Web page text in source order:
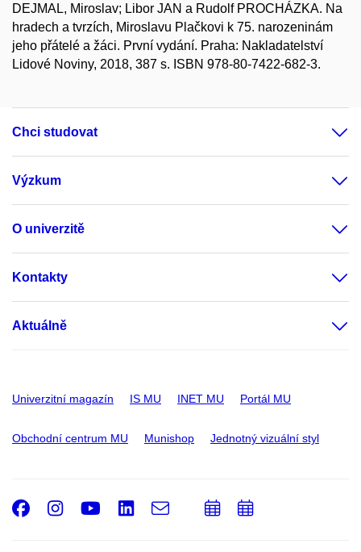
DEJMAL, Miroslav; Libor JAN a Rudolf PROCHÁZKA. Na
hradech a tvrzích, Miroslavu Plačkovi k 75. narozeninám
jeho přátelé a žáci. První vydání. Praha: Nakladatelství
Lidové Noviny, 2018, 387 s. ISBN 978-80-7422-682-3.
Chci studovat
Výzkum
O univerzitě
Kontakty
Aktuálně
Univerzitní magazín IS MU INET MU Portál MU
Obchodní centrum MU Munishop Jednotný vizuální styl
Facebook
Instagram
Youtube
LinkedIn
e-
PřidatPřidat